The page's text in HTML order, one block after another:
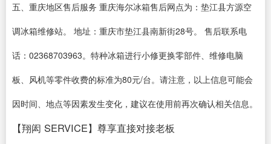
五、重庆地区售后服务 重庆海尔冰箱售后网点为：垫江县方源空
调冰箱维修站。 地址：重庆市垫江县南新街28号。 售后联系电
话：02368703963。特种冰箱进行小修更换零部件、维修电脑
板、风机等零件收费的标准为80元/台。请注意，以上信息可能会
因时间、地点等因素发生变化，建议在使用前再次确认相关信息。
【翔闳 SERVICE】尊享直接对接老板